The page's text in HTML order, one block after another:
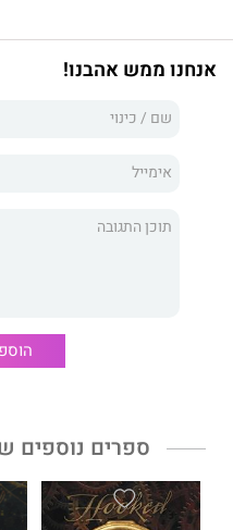
בשם אזמרלדה, שמתנועעת מול
לחוות שוב נטישה.
שהיא משתמשת בכשפים כדי
והפיתוי הוא פילגש הרסנית
סדר שהוא.
אנחנו ממש אהבנו!
ספרים נוספים